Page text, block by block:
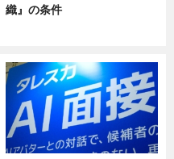
織』の条件